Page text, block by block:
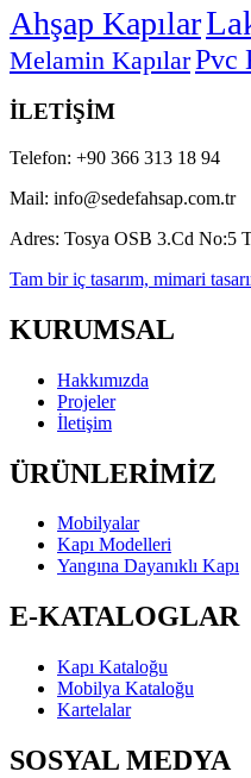
Ahşap Kapılar
Melamin KapılarPvc
İLETİŞİM
Telefon: +90 366 313 18 94
Mail: info@sedefahsap.com.tr
Adres: Tosya OSB 3.Cd No:5
Tam bir iç tasarım, mimari
KURUMSAL
Hakkımızda
Projeler
İletişim
ÜRÜNLERİMİZ
Mobilyalar
Kapı Modelleri
Yangına Dayanıklı Kapı
E-KATALOGLAR
Kapı Kataloğu
Mobilya Kataloğu
Kartelalar
SOSYAL MEDYA